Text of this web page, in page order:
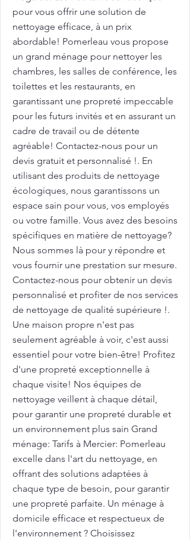
pour vous offrir une solution de
nettoyage efficace, à un prix
abordable! Pomerleau vous propose
un grand ménage pour nettoyer les
chambres, les salles de conférence, les
toilettes et les restaurants, en
garantissant une propreté impeccable
pour les futurs invités et en assurant un
cadre de travail ou de détente
agréable! Contactez-nous pour un
devis gratuit et personnalisé !. En
utilisant des produits de nettoyage
écologiques, nous garantissons un
espace sain pour vous, vos employés
ou votre famille. Vous avez des besoins
spécifiques en matière de nettoyage?
Nous sommes là pour y répondre et
vous fournir une prestation sur mesure.
Contactez-nous pour obtenir un devis
personnalisé et profiter de nos services
de nettoyage de qualité supérieure !.
Une maison propre n'est pas
seulement agréable à voir, c'est aussi
essentiel pour votre bien-être! Profitez
d'une propreté exceptionnelle à
chaque visite! Nos équipes de
nettoyage veillent à chaque détail,
pour garantir une propreté durable et
un environnement plus sain Grand
ménage: Tarifs à Mercier: Pomerleau
excelle dans l'art du nettoyage, en
offrant des solutions adaptées à
chaque type de besoin, pour garantir
une propreté parfaite. Un ménage à
domicile efficace et respectueux de
l'environnement ? Choisissez